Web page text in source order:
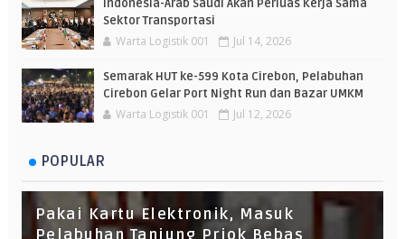
Indonesia-Arab Saudi Akan Perluas Kerja Sama
Sektor Transportasi
Warta Logistik 001 Jul 14, 2026
Semarak HUT ke-599 Kota Cirebon, Pelabuhan
Cirebon Gelar Port Night Run dan Bazar UMKM
Warta Logistik 001 Jul 12, 2026
POPULAR
Pakai Kartu Elektronik, Masuk
Pelabuhan Tanjung Priok Bebas